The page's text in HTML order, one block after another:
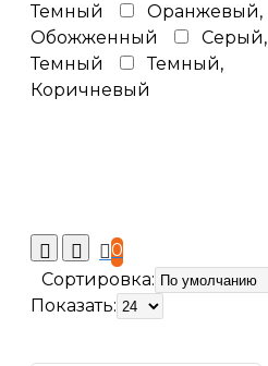
Темный
Оранжевый,
Обожженный
Серый,
Темный
Темный,
Коричневый
0
Сортировка:
Показать: